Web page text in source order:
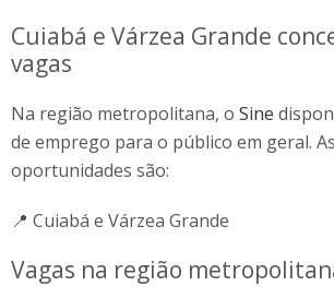
Cuiabá e Várzea Grande
vagas
Na região metropolitana, o Sine
de emprego para o público em geral.
oportunidades são:
📍 Cuiabá e Várzea Grande
Vagas na região